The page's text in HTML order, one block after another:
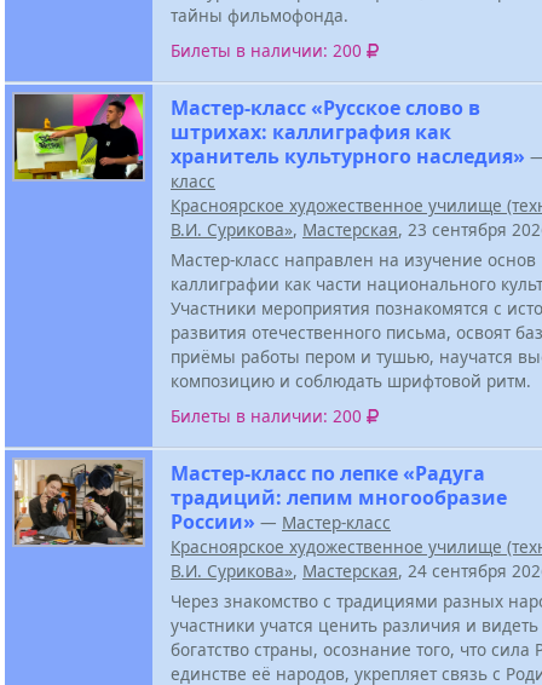
тайны фильмофонда.
Билеты в наличии: 200
Мастер-класс «Русское слово в
штрихах: каллиграфия как
хранитель культурного наследия»
класс
Красноярское художественное училище
В.И. Сурикова», Мастерская, 23 сентября
Мастер-класс направлен на изучение основ
каллиграфии как части национального
Участники мероприятия познакомятся с
развития отечественного письма, освоят
приёмы работы пером и тушью, научатся
композицию и соблюдать шрифтовой ритм.
Билеты в наличии: 200
Мастер-класс по лепке «Радуга
традиций: лепим многообразие
России» — Мастер-класс
Красноярское художественное училище
В.И. Сурикова», Мастерская, 24 сентября
Через знакомство с традициями разных
участники учатся ценить различия и
богатство страны, осознание того, что сила
единстве её народов, укрепляет связь с